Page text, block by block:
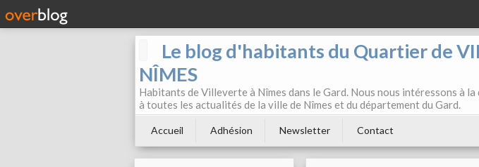
Le blog d'habitants du Quartier de
NÎMES
Habitants de Villeverte à Nîmes dans le Gard. Nous nous intéressons à
à toutes les actualités de la ville de Nîmes et du département du Gard.
Accueil Adhésion Newsletter Contact